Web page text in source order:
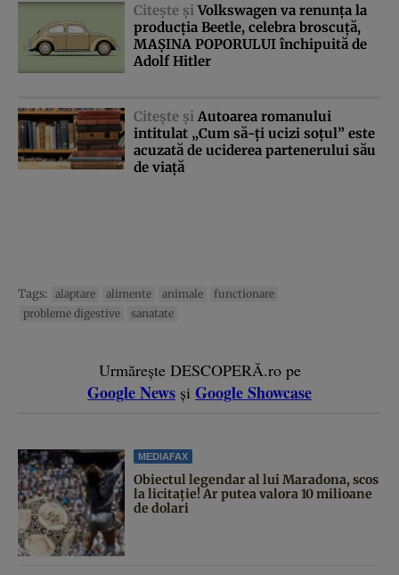
Citeşte şiVolkswagen va renunţa la
producţia Beetle, celebra broscuţă,
MAŞINA POPORULUI închipuită de
Adolf Hitler
Citeşte şi Autoarea romanului
intitulat „Cum să-ţi ucizi soţul” este
acuzată de uciderea partenerului său
de viaţă
Tags: alaptare alimente animale
functionare
probleme digestive
sanatate
Urmărește DESCOPERĂ.ro pe
Google News și Google Showcase
MEDIAFAX
Obiectul legendar al lui Maradona, scos
la licitație! Ar putea valora 10 milioane
de dolari